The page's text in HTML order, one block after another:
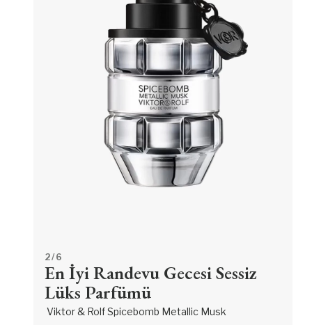
2/ 6
En İyi Randevu Gecesi Sessiz
Lüks Parfümü
Viktor & Rolf Spicebomb Metallic Musk